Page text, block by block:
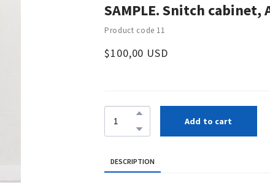
SAMPLE. Snitch cabinet,
Product code 11
$100,00 USD
Add to cart
DESCRIPTION